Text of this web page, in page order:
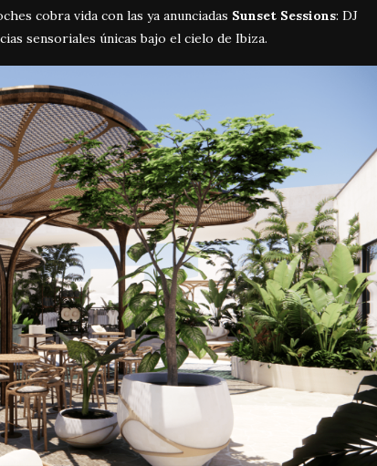
cobra vida con las ya anunciadas Sunset Sessions: DJ
sensoriales únicas bajo el cielo de Ibiza.